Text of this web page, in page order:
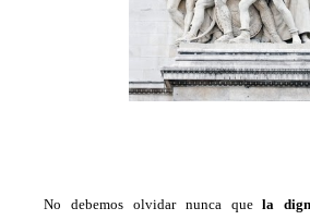
No debemos olvidar nunca quela